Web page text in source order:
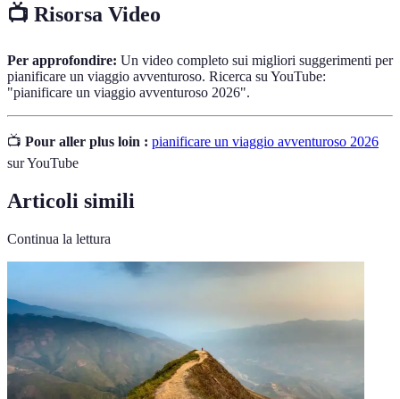
📺 Risorsa Video
Per approfondire: Un video completo sui migliori suggerimenti per
pianificare un viaggio avventuroso. Ricerca su YouTube:
"pianificare un viaggio avventuroso 2026".
📺 Pour aller plus loin : pianificare un viaggio avventuroso 2026
sur YouTube
Articoli simili
Continua la lettura